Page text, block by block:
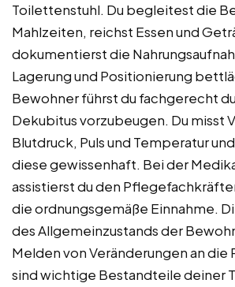
Toilettenstuhl. Du begleitest die
Mahlzeiten, reichst Essen und
dokumentierst die
Lagerung und Positionierung
Bewohner führst du fachgerecht
Dekubitus vorzubeugen. Du misst
Blutdruck, Puls und Temperatur
diese gewissenhaft. Bei der
assistierst du den
die ordnungsgemäße Einnahme.
des Allgemeinzustands der
Melden von Veränderungen an
sind wichtige Bestandteile deiner